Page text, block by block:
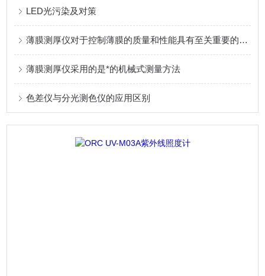
LED光污染及对策
薄膜测厚仪对于控制薄膜的质量和性能具有至关重要的作用
薄膜测厚仪采用的是*的机械式测量方法
色差仪与分光测色仪的应用区别